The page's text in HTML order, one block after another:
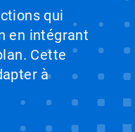
qui
en intégrant
Cette
à